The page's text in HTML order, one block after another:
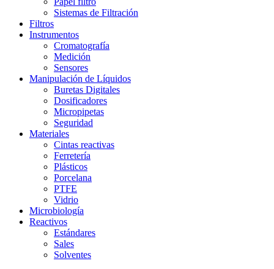
Sistemas de Filtración
Filtros
Instrumentos
Cromatografía
Medición
Sensores
Manipulación de Líquidos
Buretas Digitales
Dosificadores
Micropipetas
Seguridad
Materiales
Cintas reactivas
Ferretería
Plásticos
Porcelana
PTFE
Vidrio
Microbiología
Reactivos
Estándares
Sales
Solventes